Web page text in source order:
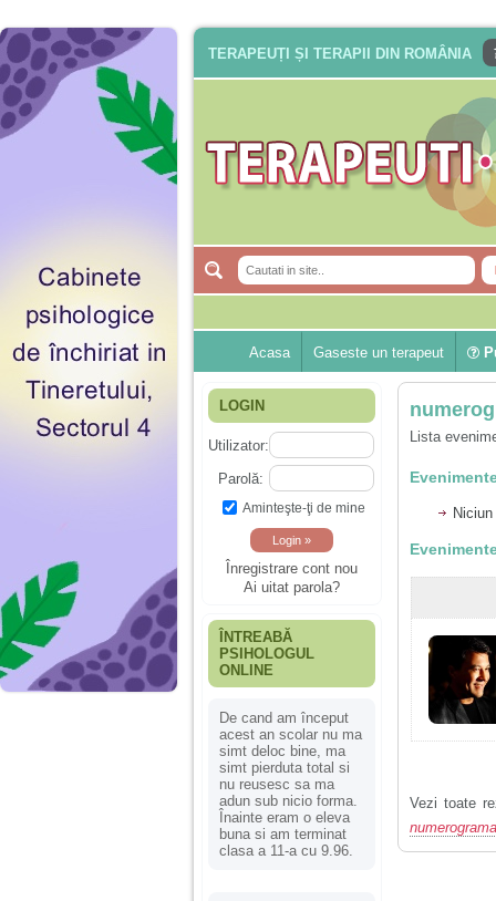
TERAPEUȚI ȘI TERAPII DIN ROMÂNIA
Acasa Gaseste un terapeut
LOGIN
Utilizator:
Parolă:
Aminteşte-ţi de mine
Înregistrare cont nou
Ai uitat parola?
ÎNTREABĂ
PSIHOLOGUL
ONLINE
De cand am început
acest an scolar nu ma
simt deloc bine, ma
simt pierduta total si
nu reusesc sa ma
adun sub nicio forma.
Înainte eram o eleva
buna si am terminat
clasa a 11-a cu 9.96.
Lista
Vezi toate
numerograma